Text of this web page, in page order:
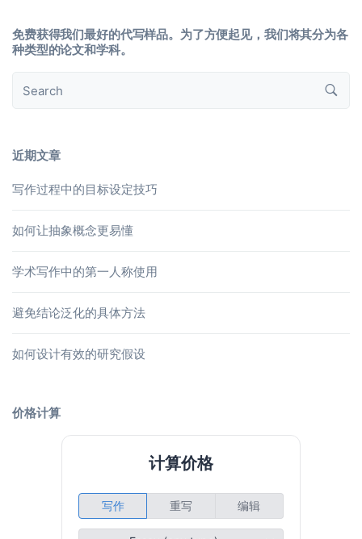
免费获得我们最好的代写样品。为了方便起见，我们将其分为各
种类型的论文和学科。
近期文章
写作过程中的目标设定技巧
如何让抽象概念更易懂
学术写作中的第一人称使用
避免结论泛化的具体方法
如何设计有效的研究假设
价格计算